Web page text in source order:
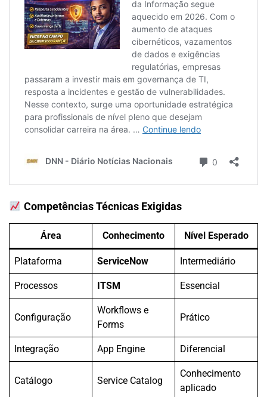
Competências Técnicas Exigidas
Área Conhecimento Nível Esperado
Plataforma ServiceNow Intermediário
Processos ITSM Essencial
Configuração
Workflows e
Forms
Prático
Integração App Engine Diferencial
Catálogo Service Catalog
Conhecimento
aplicado